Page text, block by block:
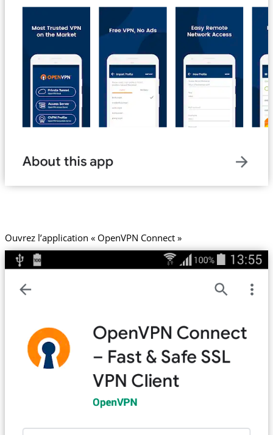
Ouvrez l’application « OpenVPN Connect »